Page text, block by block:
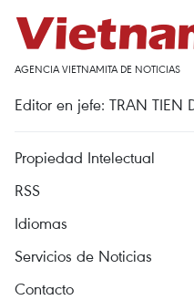
AGENCIA VIETNAMITA DE NOTICIAS
Editor en jefe: TRAN TIEN
Propiedad Intelectual
RSS
Idiomas
Servicios de Noticias
Contacto